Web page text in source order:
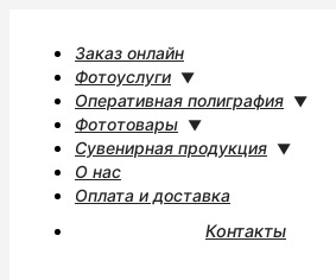
Заказ онлайн
Фотоуслуги
Оперативная полиграфия
Фототовары
Сувенирная продукция
О нас
Оплата и доставка
Контакты